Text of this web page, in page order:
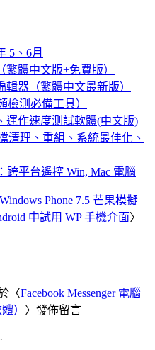
5、6月
體中文版+免費版）
器（繁體中文最新版）
檢測必備工具）
運作速度測試軟體(中文版)
清理、重組、系統最佳化、
跨平台遙控 Win, Mac 電腦
Windows Phone 7.5 芒果模擬
中試用 WP 手機介面〉
〈Facebook Messenger 電腦
） 〉發佈留言